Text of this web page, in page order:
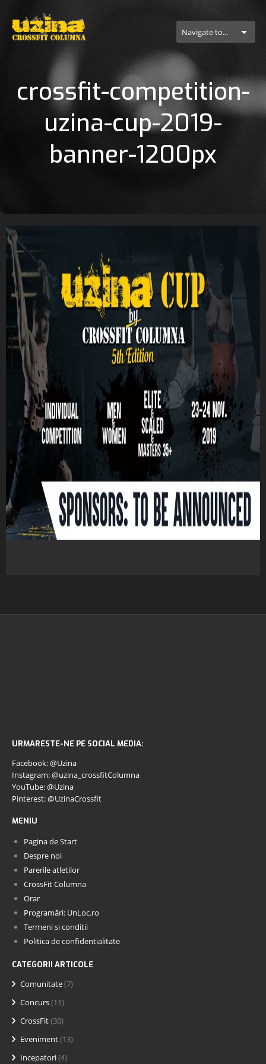
Navigate to...
crossfit-competition-
uzina-cup-2019-
banner-1200px
URMARESTE-NE PE SOCIAL MEDIA:
Facebook: @Uzina
Instagram: @uzina_crossfitColumna
YouTube: @Uzina
Pinterest: @UzinaCrossfit
MENIU
Pagina de Start
Despre noi
Parerile atletilor
CrossFit Columna
Orar
Programări: UnLoc.ro
Termeni si conditii
Politica de confidentialitate
CATEGORII ARTICOLE
Comunitate(7)
Concurs(11)
CrossFit(30)
Eveniment(13)
Incepatori(4)